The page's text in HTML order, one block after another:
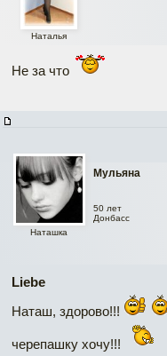
Наталья
Не за что
Мульяна
Наташка
50 лет
Донбасс
Liebe
Наташ, здорово!!!
черепашку хочу!!!